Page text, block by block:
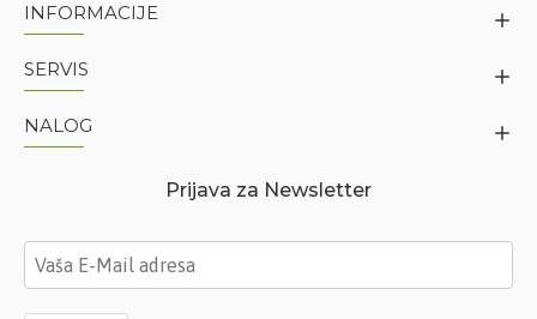
INFORMACIJE
SERVIS
NALOG
Prijava za Newsletter